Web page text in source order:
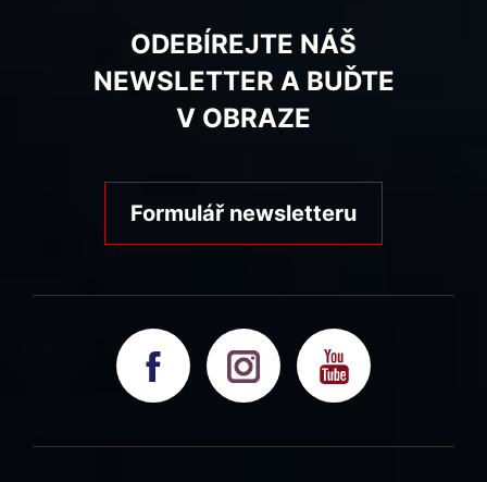
ODEBÍREJTE NÁŠ
NEWSLETTER A BUĎTE
V OBRAZE
Formulář newsletteru